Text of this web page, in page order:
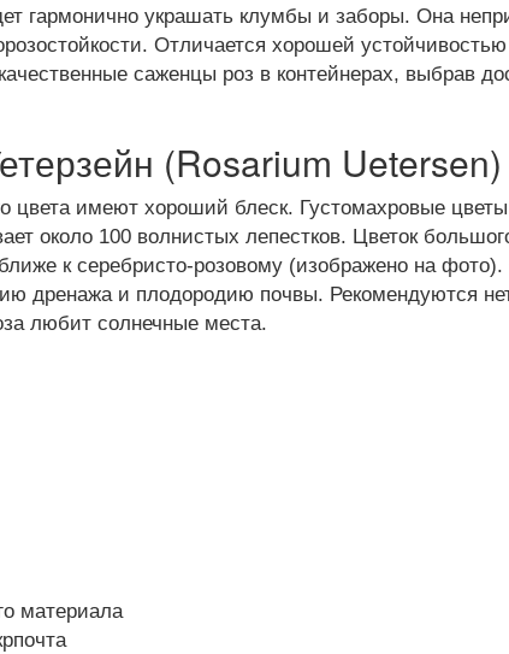
гармонично украшать клумбы и заборы. Она
Отличается хорошей
саженцы роз в контейнерах, выбрав
(Rosarium Uetersen)
цвета имеют хороший блеск. Густомахровые
около 100 волнистых лепестков. Цветок
к серебристо-розовому (изображено на
дренажа и плодородию почвы. Рекомендуются
любит солнечные места.
материала